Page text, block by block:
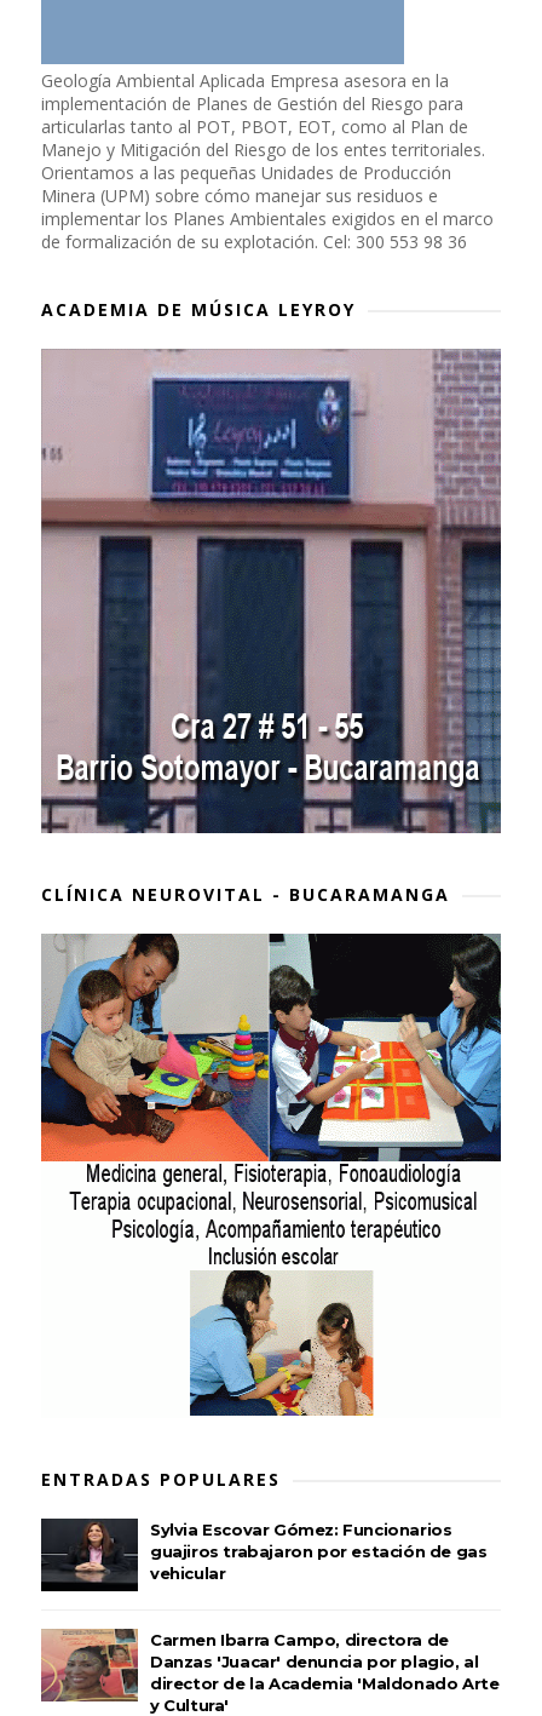
Geología Ambiental Aplicada Empresa asesora en la
implementación de Planes de Gestión del Riesgo para
articularlas tanto al POT, PBOT, EOT, como al Plan de
Manejo y Mitigación del Riesgo de los entes territoriales.
Orientamos a las pequeñas Unidades de Producción
Minera (UPM) sobre cómo manejar sus residuos e
implementar los Planes Ambientales exigidos en el marco
de formalización de su explotación. Cel: 300 553 98 36
ACADEMIA DE MÚSICA LEYROY
CLÍNICA NEUROVITAL - BUCARAMANGA
ENTRADAS POPULARES
Sylvia Escovar Gómez: Funcionarios
guajiros trabajaron por estación de gas
vehicular
Carmen Ibarra Campo, directora de
Danzas 'Juacar' denuncia por plagio, al
director de la Academia 'Maldonado Arte
y Cultura'